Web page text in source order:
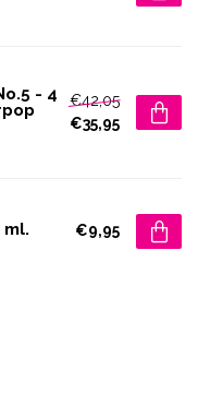
- 4
€42,05
€35,95
ml. €9,95